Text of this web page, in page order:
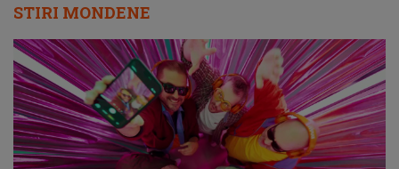
STIRI MONDENE